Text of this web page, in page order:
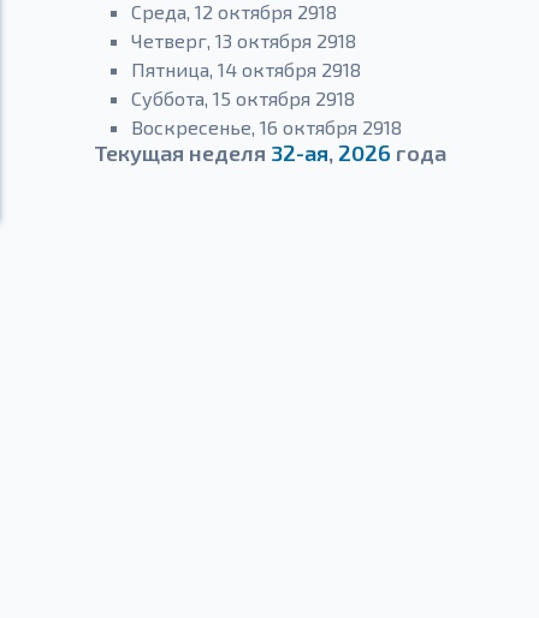
Среда, 12 октября 2918
Четверг, 13 октября 2918
Пятница, 14 октября 2918
Суббота, 15 октября 2918
Воскресенье, 16 октября 2918
Текущая неделя 32-ая, 2026 года